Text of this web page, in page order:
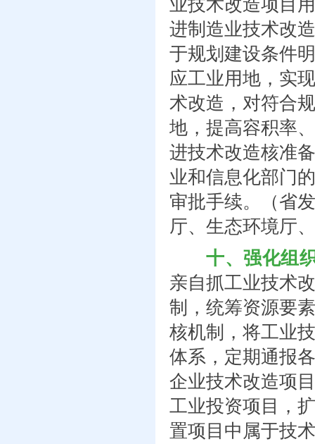
业技术改造项目
进制造业技术改
于规划建设条件
应工业用地，实
术改造，对符合
地，提高容积率
进技术改造核准
业和信息化部门
审批手续。（省
厅、生态环境厅
十、强化组
亲自抓工业技术
制，统筹资源要
核机制，将工业
体系，定期通报
企业技术改造项
工业投资项目，
置项目中属于技